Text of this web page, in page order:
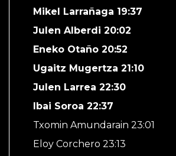
Mikel Larrañaga 19:37
Julen Alberdi 20:02
Eneko Otaño 20:52
Ugaitz Mugertza 21:10
Julen Larrea 22:30
Ibai Soroa 22:37
Txomin Amundarain 23:01
Eloy Corchero 23:13